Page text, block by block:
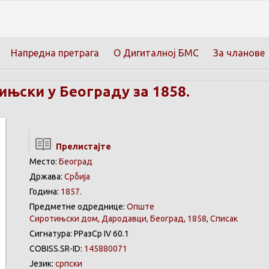
Напредна претрага О Дигиталној БМС За чланове
у Београду за 1858.
Прелистајте
Место: Београд
Држава: Србија
Година: 1857.
Предметне одреднице: Oпште
Сиротињски дом, Дародавци, Београд, 1858, Списак
Сигнатура: РРазСр IV 60.1
COBISS.SR-ID: 145880071
Језик: српски